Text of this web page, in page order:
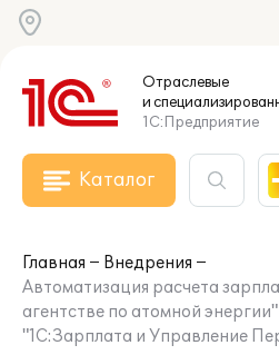
Отраслевые
и
1С:Предприятие
Каталог
Главная
Внедрения
Автоматизация расчета
агентстве по атомной энергии"
"1С:Зарплата и Управление